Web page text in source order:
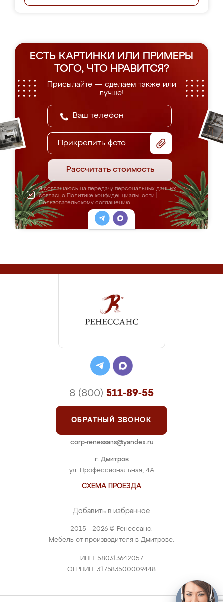
ЕСТЬ КАРТИНКИ ИЛИ ПРИМЕРЫ
ТОГО, ЧТО НРАВИТСЯ?
Присылайте — сделаем также или
лучше!
Прикрепить фото
Рассчитать стоимость
Я соглашаюсь на передачу персональных данных
согласно Политике конфиденциальности
Пользовательскому соглашению
2015 - 2026 © Ренессанс.
Мебель от производителя в Дмитрове.
ИНН: 580313642057
ОГРНИП: 317583500009448
г. Дмитров
ул. Профессиональная, 4А
СХЕМА ПРОЕЗДА
Добавить в избранное
8 (800) 511-89-55
ОБРАТНЫЙ ЗВОНОК
corp-renessans@yandex.ru